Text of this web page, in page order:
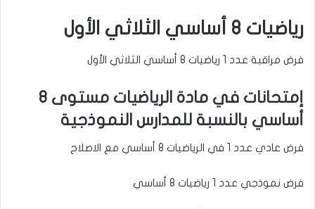
رياضيات 8 أساسي الثلاثي الأول
فرض مراقبة عدد 1 رياضيات 8 أساسي الثلاثي الأول
إمتحانات في مادة الرياضيات مستوى 8
أساسي بالنسبة للمدارس النموذجية
فرض عادي عدد 1 في الرياضيات 8 أساسي مع الاصلاح
فرض نموذجي عدد 1 رياضيات 8 أساسي